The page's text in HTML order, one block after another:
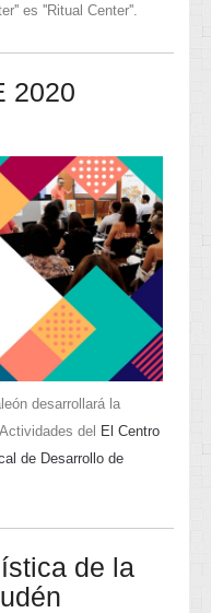
es ''Ritual Center''.
2020
desarrollará la
del
El Centro
de Desarrollo de
de la